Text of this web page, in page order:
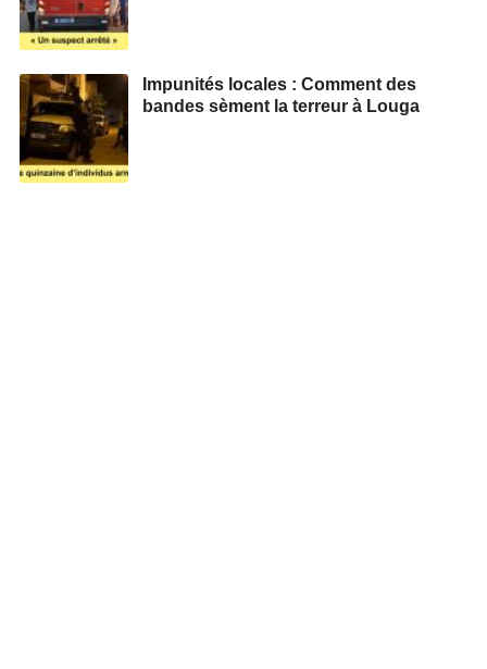
Impunités locales : Comment des
bandes sèment la terreur à Louga